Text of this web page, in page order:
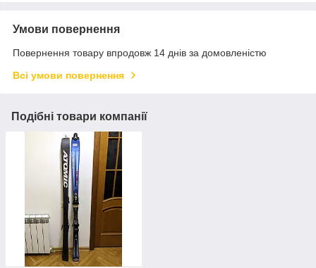
Умови повернення
Повернення товару впродовж 14 днів за домовленістю
Всі умови повернення
Подібні товари компанії